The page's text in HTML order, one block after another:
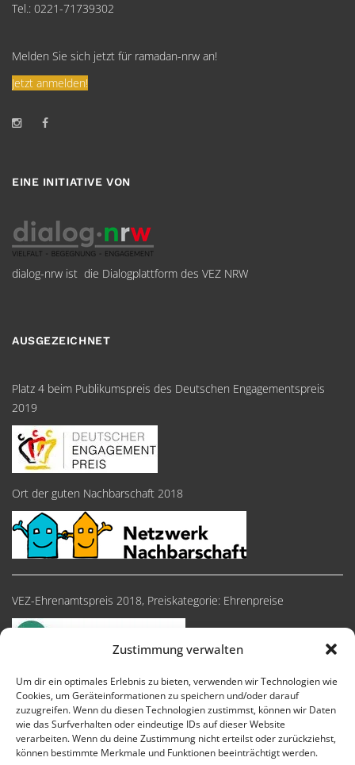
Zustimmung verwalten
Um dir ein optimales Erlebnis zu bieten, verwenden wir Technologien wie
Cookies, um Geräteinformationen zu speichern und/oder darauf
zuzugreifen. Wenn du diesen Technologien zustimmst, können wir Daten
wie das Surfverhalten oder eindeutige IDs auf dieser Website
verarbeiten. Wenn du deine Zustimmung nicht erteilst oder zurückziehst,
können bestimmte Merkmale und Funktionen beeinträchtigt werden.
Tel.: 0221-71739302
Melden Sie sich jetzt für ramadan-nrw an!
Jetzt anmelden!
EINE INITIATIVE VON
dialog-nrw ist die Dialogplattform des VEZ NRW
AUSGEZEICHNET
Platz 4 beim Publikumspreis des Deutschen Engagementspreis
2019
Ort der guten Nachbarschaft 2018
VEZ-Ehrenamtspreis 2018, Preiskategorie: Ehrenpreise